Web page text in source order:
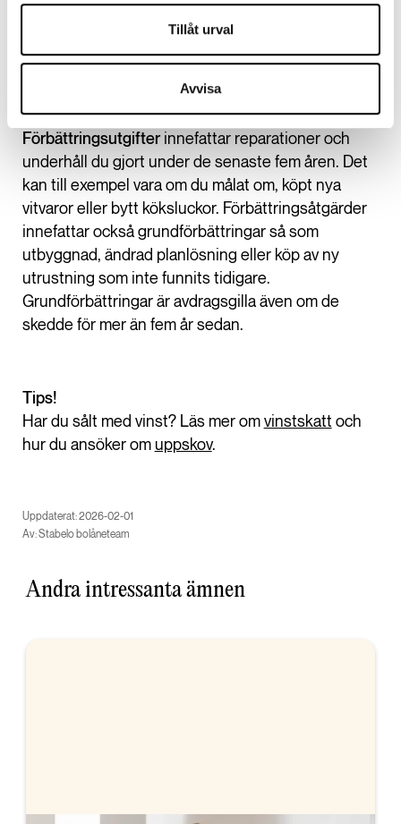
Tillåt urval
Avvisa
, annons på Hemnet, vissa
energideklaration, försäkring mot dolda fel,
besiktning och överlåtelseavgift.
Förbättringsutgifterinnefattar reparationer och
underhåll du gjort under de senaste fem åren. Det
kan till exempel vara om du målat om, köpt nya
vitvaror eller bytt köksluckor. Förbättringsåtgärder
innefattar också grundförbättringar så som
utbyggnad, ändrad planlösning eller köp av ny
utrustning som inte funnits tidigare.
Grundförbättringar är avdragsgilla även om de
skedde för mer än fem år sedan.
Tips!
Har du sålt med vinst? Läs mer om vinstskatt och
hur du ansöker om uppskov.
Uppdaterat: 2026-02-01
Av: Stabelo bolåneteam
Andra intressanta ämnen